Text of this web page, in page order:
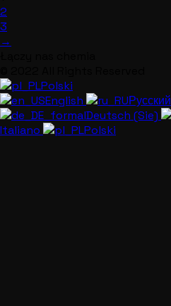
2
3
→
Polski
English
Русский
Deutsch (Sie)
Italiano
Polski